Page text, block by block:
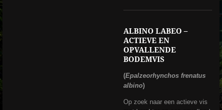
ALBINO LABEO –
ACTIEVE EN
OPVALLENDE
BODEMVIS
(Epalzeorhynchos frenatus
albino)
Op zoek naar een actieve vis